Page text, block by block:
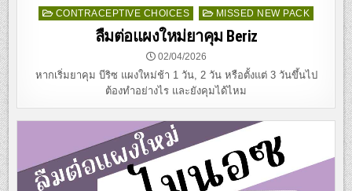
PostedCONTRACEPTIVE CHOICES MISSED NEW PACK
ลืมต่อแผงใหม่ยาคุม Beriz
02/04/2026
หากเริ่มยาคุม บีริซ แผงใหม่ช้า 1 วัน, 2 วัน หรือตั้งแต่ 3 วันขึ้นไป
ต้องทำอย่างไร และยังคุมได้ไหม